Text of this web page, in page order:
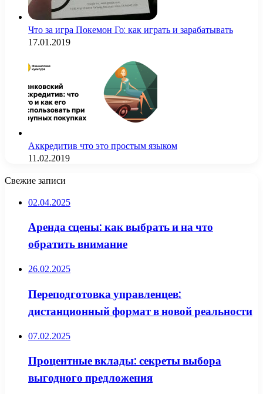
Что за игра Покемон Го: как играть и зарабатывать
17.01.2019
Аккредитив что это простым языком
11.02.2019
Свежие записи
02.04.2025
Аренда сцены: как выбрать и на что
обратить внимание
26.02.2025
Переподготовка управленцев:
дистанционный формат в новой реальности
07.02.2025
Процентные вклады: секреты выбора
выгодного предложения